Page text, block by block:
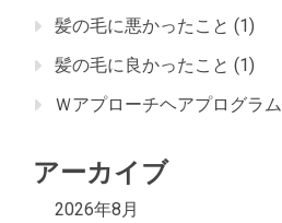
髪の毛に悪かったこと (1)
髪の毛に良かったこと (1)
Ｗアプローチヘアプログラム
アーカイブ
2026年8月